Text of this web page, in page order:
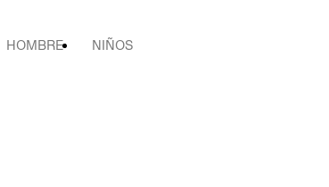
HOMBRE NIÑOS